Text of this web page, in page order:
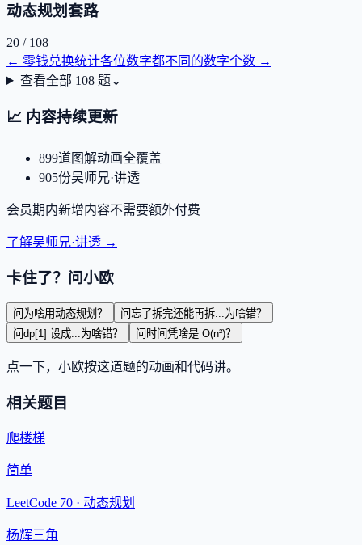
动态规划套路
20 / 108
← 零钱兑换统计各位数字都不同的数字个数 →
查看全部 108题 ⌄
📈 内容持续更新
899道图解动画全覆盖
905份吴师兄·讲透
会员期内新增内容不需要额外付费
了解吴师兄·讲透 →
卡住了？问小欧
问 为啥用动态规划？ 问 忘了拆完还能再拆...为啥错？
问 dp[1] 设成...为啥错？ 问 时间凭啥是 O(n²)？
点一下，小欧按这道题的动画和代码讲。
相关题目
爬楼梯
简单
LeetCode 70 · 动态规划
杨辉三角